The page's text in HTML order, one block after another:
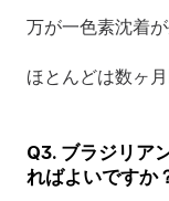
万が一色素沈着
ほとんどは数ヶ
Q3. ブラジリア
ればよいですか